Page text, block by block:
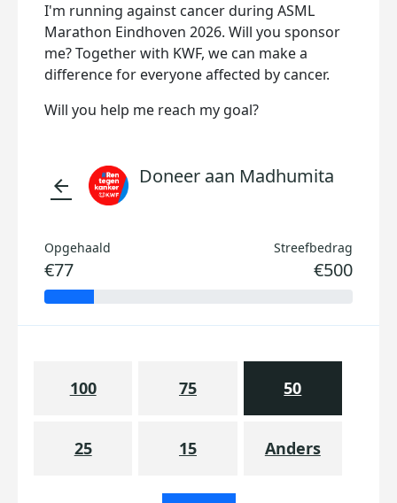
I'm running against cancer during ASML
Marathon Eindhoven 2026. Will you sponsor
me? Together with KWF, we can make a
difference for everyone affected by cancer.
Will you help me reach my goal?
arrow_back Doneer aan Madhumita
Opgehaald
€77
Streefbedrag
€500
100 75 50
25 15 Anders